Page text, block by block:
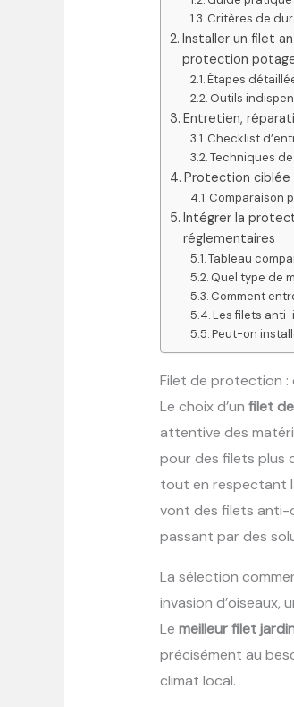
Critères de
Installer un filet
protection
Étapes
Outils
Entretien,
Checklist
Techniques
Protection ciblée
Comparaison
Intégrer la
réglementaires
Tableau
Quel type de
Comment
Les filets
Peut-on
Filet de protection :
Le choix d’un filet
attentive des
pour des filets plus
tout en respectant
vont des filets anti-
passant par des
La sélection
invasion d’oiseaux,
Le meilleur filet
précisément au
climat local.